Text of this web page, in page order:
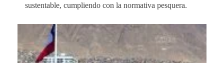
sustentable, cumpliendo con la normativa pesquera.